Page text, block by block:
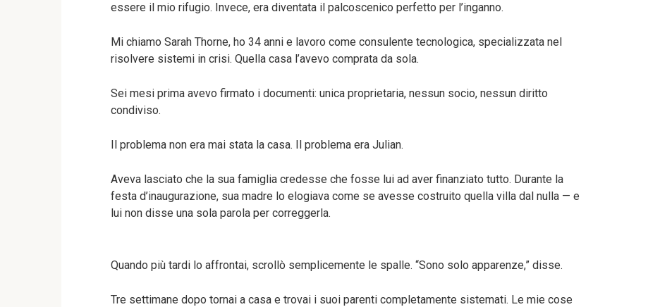
essere il mio rifugio. Invece, era diventata il palcoscenico perfetto per l’inganno.
Mi chiamo Sarah Thorne, ho 34 anni e lavoro come consulente tecnologica, specializzata nel
risolvere sistemi in crisi. Quella casa l’avevo comprata da sola.
Sei mesi prima avevo firmato i documenti: unica proprietaria, nessun socio, nessun diritto
condiviso.
Il problema non era mai stata la casa. Il problema era Julian.
Aveva lasciato che la sua famiglia credesse che fosse lui ad aver finanziato tutto. Durante la
festa d’inaugurazione, sua madre lo elogiava come se avesse costruito quella villa dal nulla — e
lui non disse una sola parola per correggerla.
Quando più tardi lo affrontai, scrollò semplicemente le spalle. “Sono solo apparenze,” disse.
Tre settimane dopo tornai a casa e trovai i suoi parenti completamente sistemati. Le mie cose